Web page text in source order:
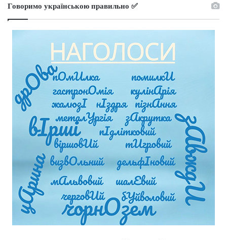
Говоримо українською правильно ✅